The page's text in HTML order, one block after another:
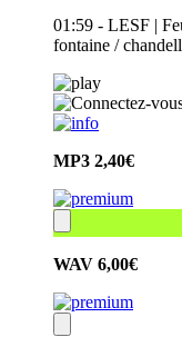
01:59 - LESF |
fontaine /
MP3 2,40€
WAV 6,00€